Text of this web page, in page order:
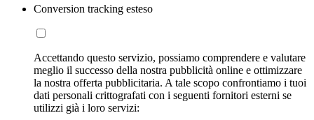
Conversion tracking esteso
Accettando questo servizio, possiamo comprendere e valutare
meglio il successo della nostra pubblicità online e ottimizzare
la nostra offerta pubblicitaria. A tale scopo confrontiamo i tuoi
dati personali crittografati con i seguenti fornitori esterni se
utilizzi già i loro servizi: